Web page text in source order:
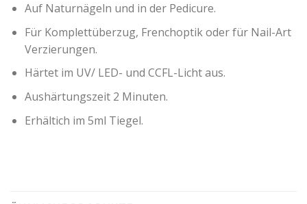
Auf Naturnägeln und in der Pedicure.
Für Komplettüberzug, Frenchoptik oder für Nail-Art
Verzierungen.
Härtet im UV/ LED- und CCFL-Licht aus.
Aushärtungszeit 2 Minuten.
Erhältich im 5ml Tiegel.